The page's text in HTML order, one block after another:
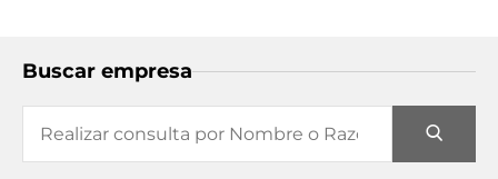
Buscar empresa